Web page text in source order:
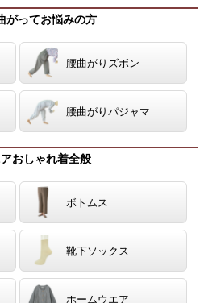
がってお悩みの方
腰曲がりズボン
腰曲がりパジャマ
おしゃれ着全般
ボトムス
靴下ソックス
ホームウエア